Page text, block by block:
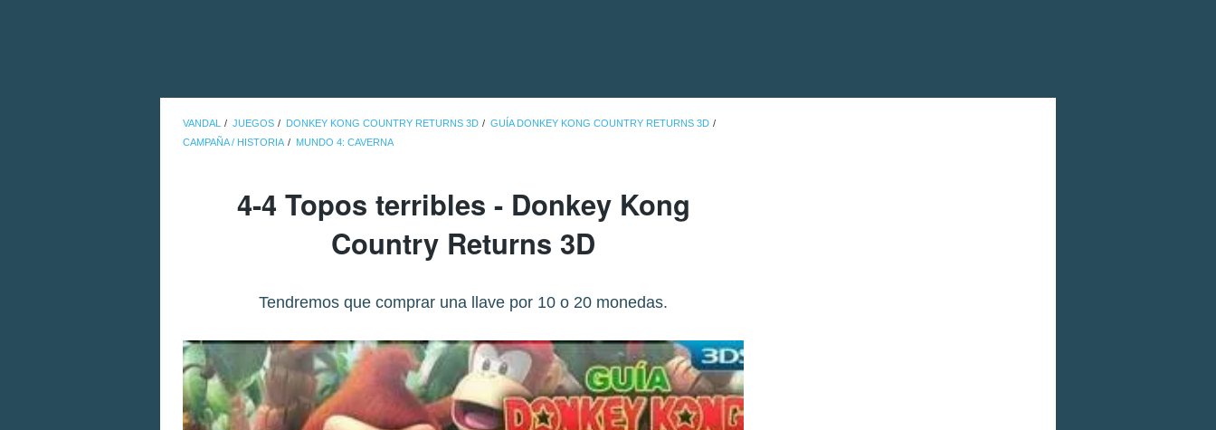
VANDAL JUEGOS DONKEY KONG COUNTRY RETURNS 3D
GUÍA DONKEY KONG COUNTRY RETURNS 3D
CAMPAÑA / HISTORIA
MUNDO 4: CAVERNA
4-4 Topos terribles - Donkey Kong
Country Returns 3D
Tendremos que comprar una llave por 10 o 20 monedas.